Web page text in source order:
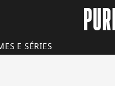
E SÉRIES